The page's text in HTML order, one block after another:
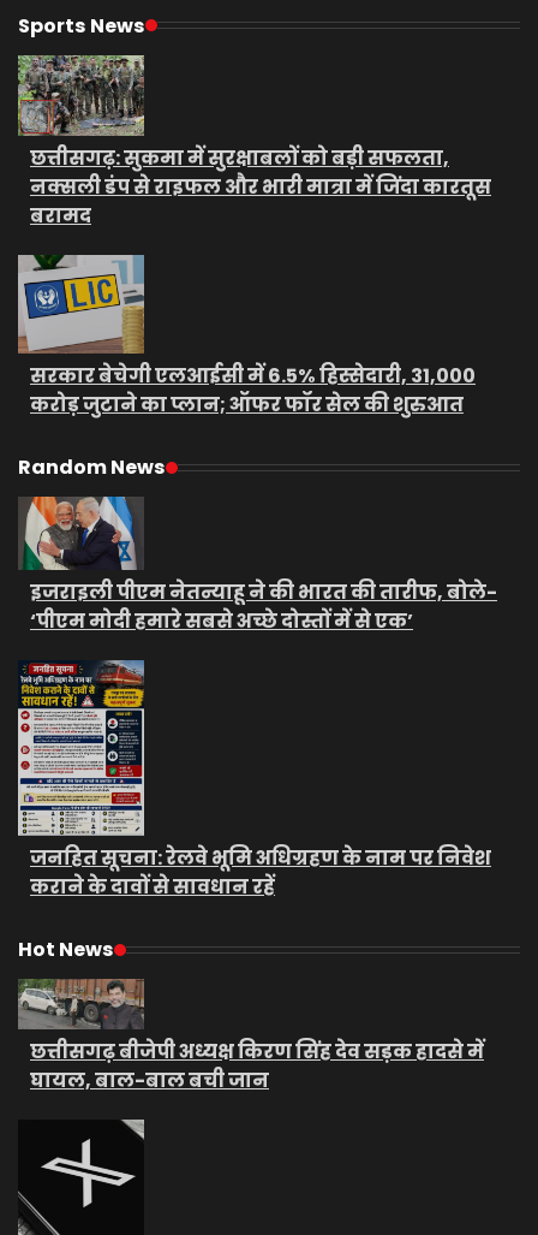
Sports News
छत्तीसगढ़: सुकमा में सुरक्षाबलों को बड़ी सफलता,
नक्सली डंप से राइफल और भारी मात्रा में जिंदा कारतूस
बरामद
सरकार बेचेगी एलआईसी में 6.5% हिस्सेदारी, 31,000
करोड़ जुटाने का प्लान; ऑफर फॉर सेल की शुरुआत
Random News
इजराइली पीएम नेतन्याहू ने की भारत की तारीफ, बोले-
‘पीएम मोदी हमारे सबसे अच्छे दोस्तों में से एक’
जनहित सूचना: रेलवे भूमि अधिग्रहण के नाम पर निवेश
कराने के दावों से सावधान रहें
Hot News
छत्तीसगढ़ बीजेपी अध्यक्ष किरण सिंह देव सड़क हादसे में
घायल, बाल-बाल बची जान